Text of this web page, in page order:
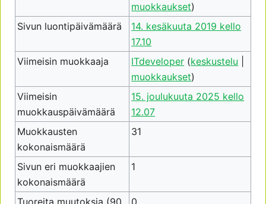
muokkaukset)
Sivun luontipäivämäärä
14. kesäkuuta 2019 kello
17.10
Viimeisin muokkaaja
ITdeveloper (keskustelu
muokkaukset)
Viimeisin
muokkauspäivämäärä
15. joulukuuta 2025 kello
12.07
Muokkausten
kokonaismäärä
31
Sivun eri muokkaajien
kokonaismäärä
1
Tuoreita muutoksia (90 0